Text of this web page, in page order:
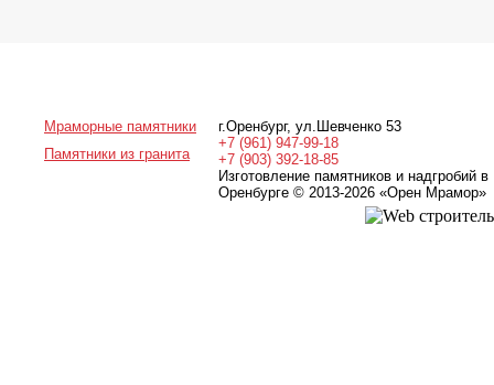
Мраморные памятники
Памятники из гранита
г.Оренбург, ул.Шевченко 53
+7 (961) 947-99-18
+7 (903) 392-18-85
Изготовление памятников и надгробий в
Оренбурге © 2013-2026 «Орен Мрамор»